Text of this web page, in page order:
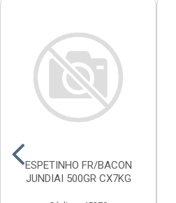
ESPETINHO FR/BACON
JUNDIAI 500GR CX7KG